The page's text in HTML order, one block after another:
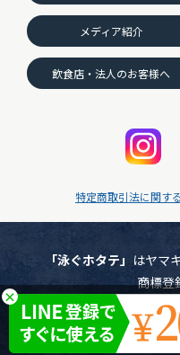
×
メディア紹介
飲食店・法人のお客様へ
特定商取引法に関す
「泳ぐホタテ」 はヤマ
商標登
©ヤマキイチ